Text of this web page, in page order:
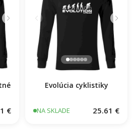
€
Evolúcia cyklistiky
NA SKLADE 25.61 €